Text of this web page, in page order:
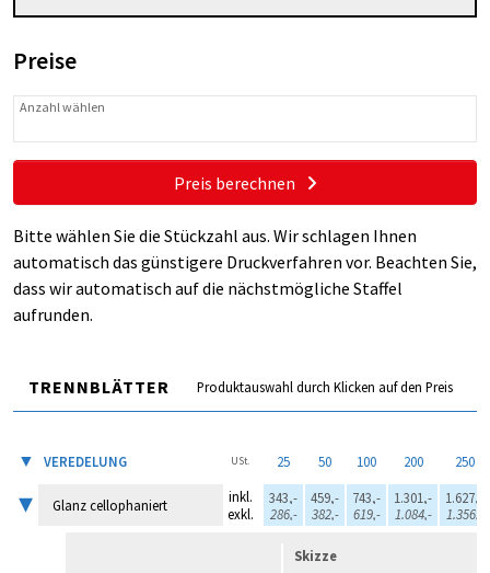
Preise
Anzahl wählen
Preis berechnen
Bitte wählen Sie die Stückzahl aus. Wir schlagen Ihnen
automatisch das günstigere Druckverfahren vor. Beachten Sie,
dass wir automatisch auf die nächstmögliche Staffel
aufrunden.
TRENNBLÄTTER Produktauswahl durch Klicken auf den Preis
▼ VEREDELUNG USt. 25 50 100 200 250
▾ Glanz cellophaniert inkl. 343,- 459,- 743,- 1.301,-
1.627,-
exkl.
286,- 382,- 619,- 1.084,- 1.356,-
Skizze